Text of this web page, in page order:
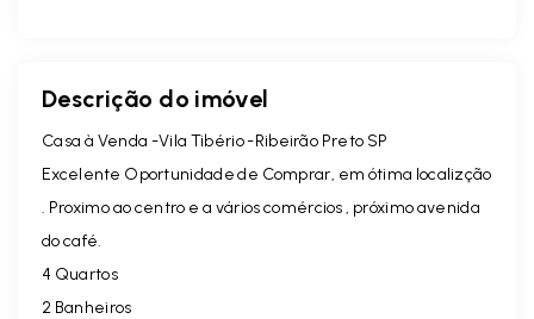
Descrição do imóvel
Casa à Venda -Vila Tibério -Ribeirão Preto SP
Excelente Oportunidade de Comprar, em ótima localizção
. Proximo ao centro e a vários comércios , próximo avenida
do café.
4 Quartos
2 Banheiros